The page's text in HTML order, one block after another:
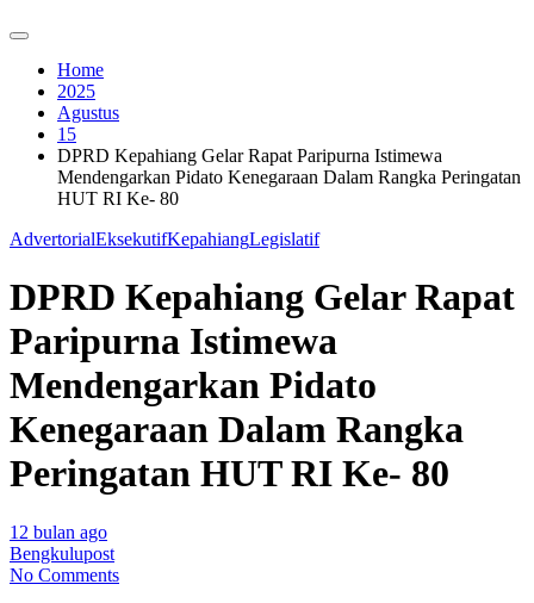
Home
2025
Agustus
15
DPRD Kepahiang Gelar Rapat Paripurna Istimewa
Mendengarkan Pidato Kenegaraan Dalam Rangka Peringatan
HUT RI Ke- 80
AdvertorialEksekutifKepahiangLegislatif
DPRD Kepahiang Gelar Rapat
Paripurna Istimewa
Mendengarkan Pidato
Kenegaraan Dalam Rangka
Peringatan HUT RI Ke- 80
12 bulan ago
Bengkulupost
No Comments